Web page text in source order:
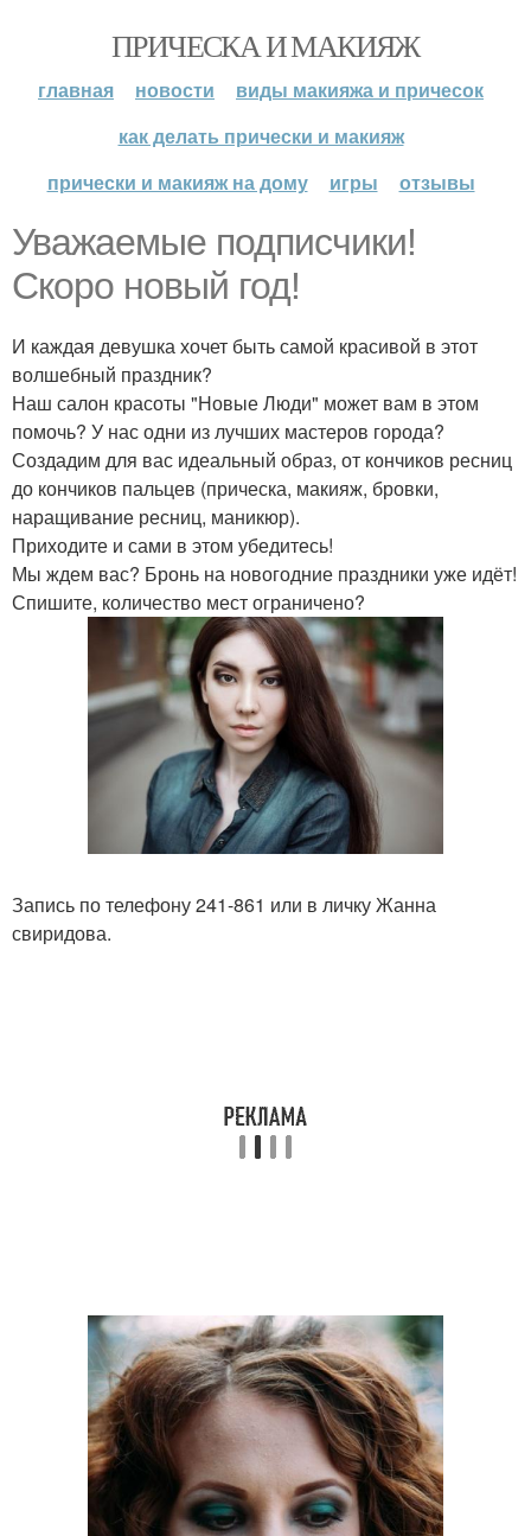
ПРИЧЕСКА И МАКИЯЖ
главная новости
виды макияжа и причесок
как делать прически и макияж
прически и макияж на дому
игры отзывы
Уважаемые подписчики!
Скоро новый год!
И каждая девушка хочет быть самой красивой в этот
волшебный праздник?
Наш салон красоты "Новые Люди" может вам в этом
помочь? У нас одни из лучших мастеров города?
Создадим для вас идеальный образ, от кончиков ресниц
до кончиков пальцев (прическа, макияж, бровки,
наращивание ресниц, маникюр).
Приходите и сами в этом убедитесь!
Мы ждем вас? Бронь на новогодние праздники уже идёт!
Спишите, количество мест ограничено?
Запись по телефону 241-861 или в личку Жанна
свиридова.